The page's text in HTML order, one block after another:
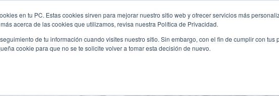
en tu PC. Estas cookies sirven para mejorar nuestro sitio web y ofrecer servicios más
acerca de las cookies que utilizamos, revisa nuestra Política de Privacidad.
de tu información cuando visites nuestro sitio. Sin embargo, con el fin de cumplir con tus
cookie para que no se te solicite volver a tomar esta decisión de nuevo.
ÚNETE AL EQUIPO
SERVICIOS SECTORES
ÚNETE AL EQUIPO
SERVICIOS SECTORES